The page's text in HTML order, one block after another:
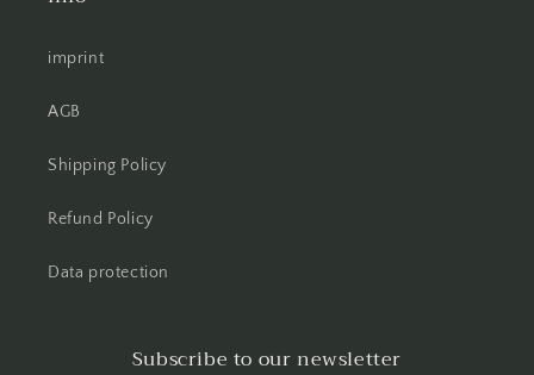
imprint
AGB
Shipping Policy
Refund Policy
Data protection
Subscribe to our newsletter